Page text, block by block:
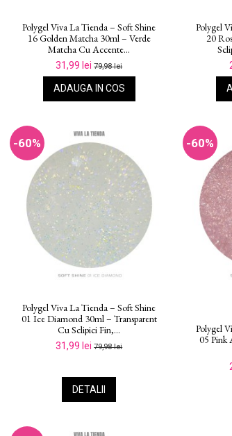
Polygel Viva La Tienda – Soft Shine
16 Golden Matcha 30ml – Verde
Matcha Cu Accente...
31,99 lei79,98 lei
ADAUGA IN COS
Polygel
20
-60%
Polygel Viva La Tienda – Soft Shine
01 Ice Diamond 30ml – Transparent
Cu Sclipici Fin,...
31,99 lei79,98 lei
DETALII
-60%
Polygel
05 Pink